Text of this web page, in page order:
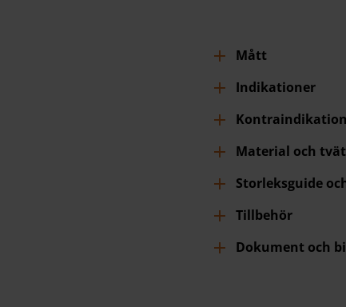
Mått
Indikationer
Material och
Storleksguide
Tillbehör
Dokument och